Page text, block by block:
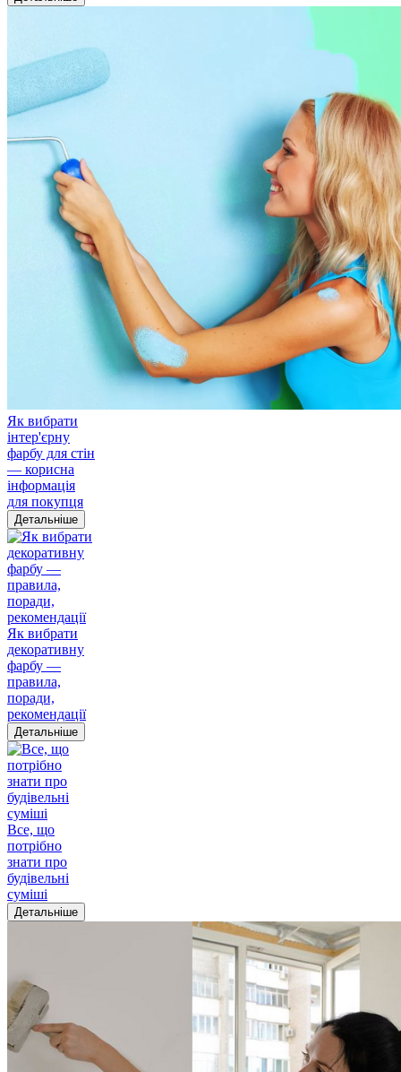
Як вибрати
інтер'єрну
фарбу для стін
— корисна
інформація
для покупця
Детальніше
Як вибрати
декоративну
фарбу —
правила,
поради,
рекомендації
Детальніше
Все, що
потрібно
знати про
будівельні
суміші
Детальніше